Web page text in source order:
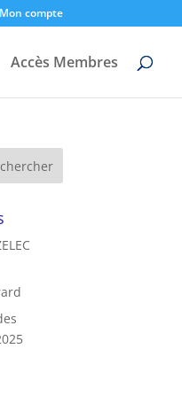
Mon compte
Accès Membres